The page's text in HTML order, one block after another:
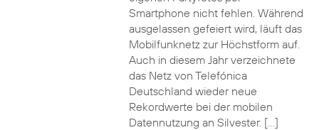
Smartphone nicht fehlen. Während
ausgelassen gefeiert wird, läuft das
Mobilfunknetz zur Höchstform auf.
Auch in diesem Jahr verzeichnete
das Netz von Telefónica
Deutschland wieder neue
Rekordwerte bei der mobilen
Datennutzung an Silvester. […]